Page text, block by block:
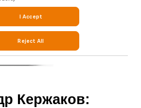
Кержаков: